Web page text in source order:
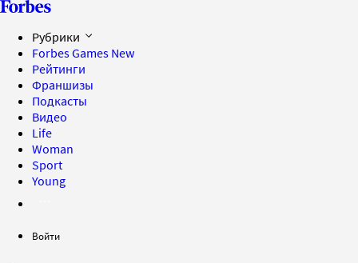
Рубрики
Forbes Games New
Рейтинги
Франшизы
Подкасты
Видео
Life
Woman
Sport
Young
Войти